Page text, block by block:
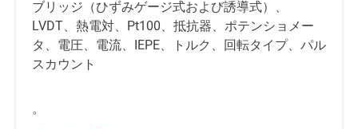
ブリッジ（ひずみゲージ式および誘導式）、
LVDT、熱電対、Pt100、抵抗器、ポテンショメー
タ、電圧、電流、IEPE、トルク、回転タイプ、パル
スカウント
。